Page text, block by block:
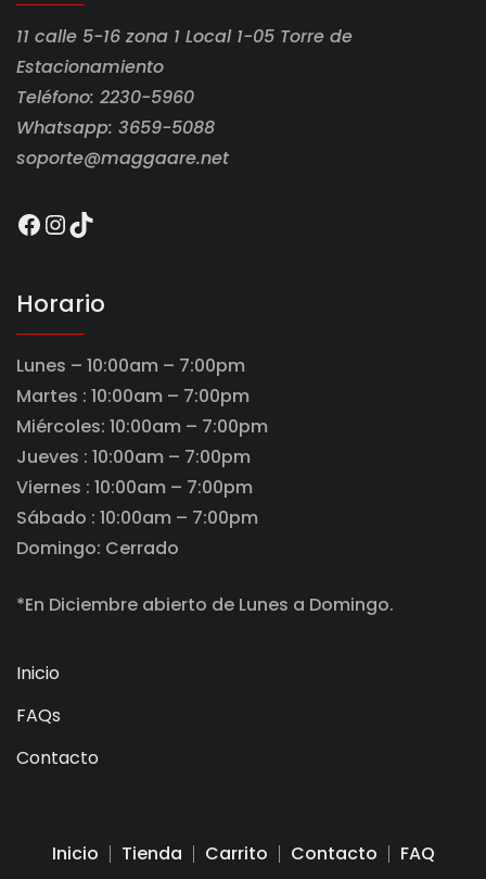
11 calle 5-16 zona 1 Local 1-05 Torre de
Estacionamiento
Teléfono: 2230-5960
Whatsapp: 3659-5088
soporte@maggaare.net
Facebook
Instagram
TikTok
Horario
Lunes – 10:00am – 7:00pm
Martes : 10:00am – 7:00pm
Miércoles: 10:00am – 7:00pm
Jueves : 10:00am – 7:00pm
Viernes : 10:00am – 7:00pm
Sábado : 10:00am – 7:00pm
Domingo: Cerrado
*En Diciembre abierto de Lunes a Domingo.
Inicio
FAQs
Contacto
Inicio Tienda Carrito Contacto FAQ